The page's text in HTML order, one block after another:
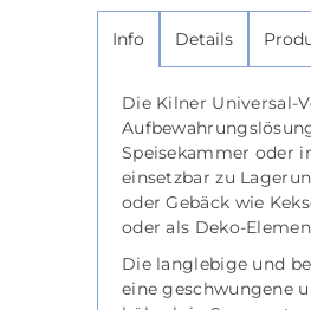
Info Details
Die Kilner Universal-
Speisekammer oder
einsetzbar zu
oder Gebäck wie
oder als Deko-
Die langlebige und
eine geschwungene